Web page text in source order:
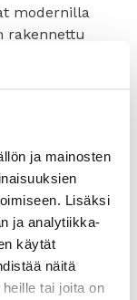
ja mainosten
Lisäksi
ja analytiikka-
käytät
näitä
tai joita on
modernilla
rakennettu
tuliteristä
mahtavat
ja nauti